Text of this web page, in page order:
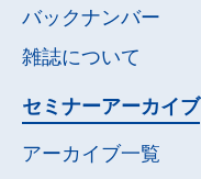
バックナンバー
雑誌について
セミナーアーカイブ
アーカイブ一覧